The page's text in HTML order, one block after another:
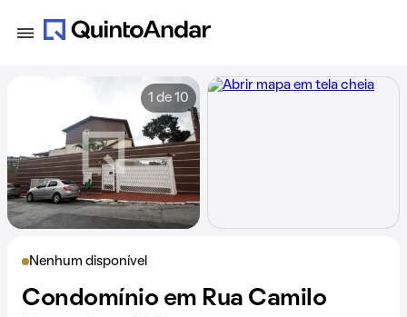
Nenhum disponível
Condomínio em Rua Camilo
1 de 10